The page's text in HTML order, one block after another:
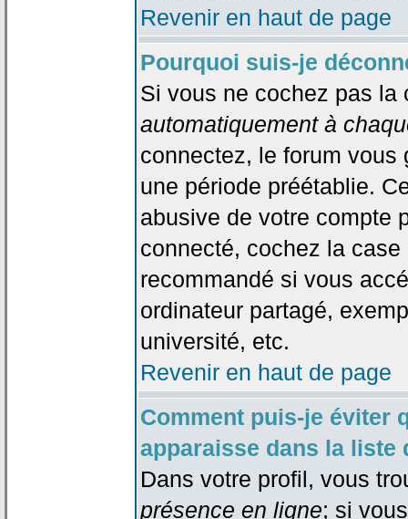
Revenir en haut de page
Pourquoi suis-je
Si vous ne cochez pas
automatiquement à
connectez, le forum vous
une période préétablie.
abusive de votre compte
connecté, cochez la
recommandé si vous
ordinateur partagé,
université, etc.
Revenir en haut de page
Comment puis-je éviter
apparaisse dans la liste
Dans votre profil, vous
présence en ligne; si